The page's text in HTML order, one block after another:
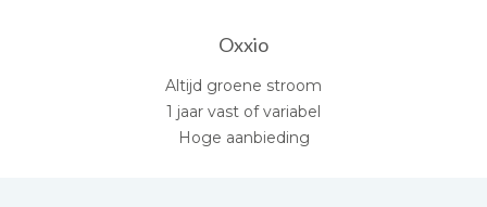
Oxxio
Altijd groene stroom
1 jaar vast of variabel
Hoge aanbieding